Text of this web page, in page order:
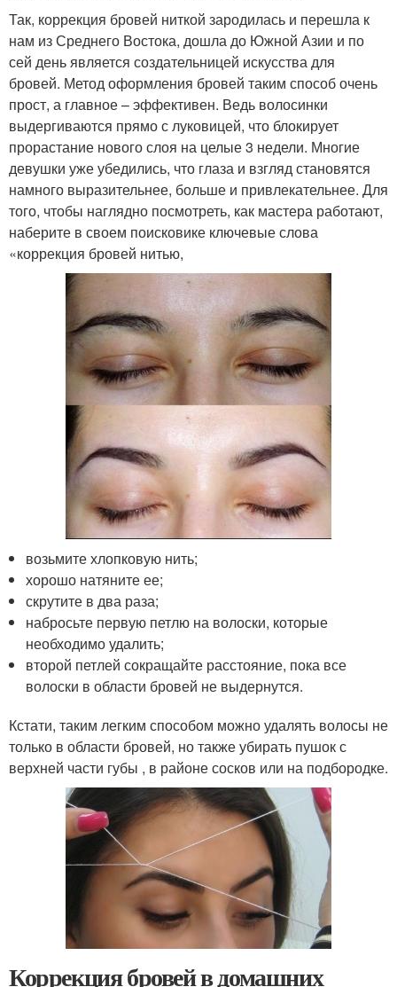
Так, коррекция бровей ниткой зародилась и перешла к
нам из Среднего Востока, дошла до Южной Азии и по
сей день является создательницей искусства для
бровей. Метод оформления бровей таким способ очень
прост, а главное – эффективен. Ведь волосинки
выдергиваются прямо с луковицей, что блокирует
прорастание нового слоя на целые 3 недели. Многие
девушки уже убедились, что глаза и взгляд становятся
намного выразительнее, больше и привлекательнее. Для
того, чтобы наглядно посмотреть, как мастера работают,
наберите в своем поисковике ключевые слова
«коррекция бровей нитью,
возьмите хлопковую нить;
хорошо натяните ее;
скрутите в два раза;
набросьте первую петлю на волоски, которые
необходимо удалить;
второй петлей сокращайте расстояние, пока все
волоски в области бровей не выдернутся.
Кстати, таким легким способом можно удалять волосы не
только в области бровей, но также убирать пушок с
верхней части губы , в районе сосков или на подбородке.
Коррекция бровей в домашних